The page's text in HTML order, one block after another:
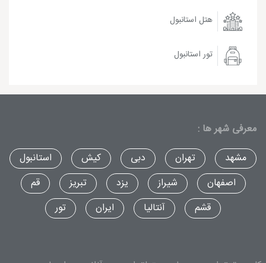
هتل استانبول
تور استانبول
معرفی شهر ها :
مشهد
تهران دبی کیش
استانبول
اصفهان
شیراز یزد تبریز
قم
قشم
آنتالیا ایران تور